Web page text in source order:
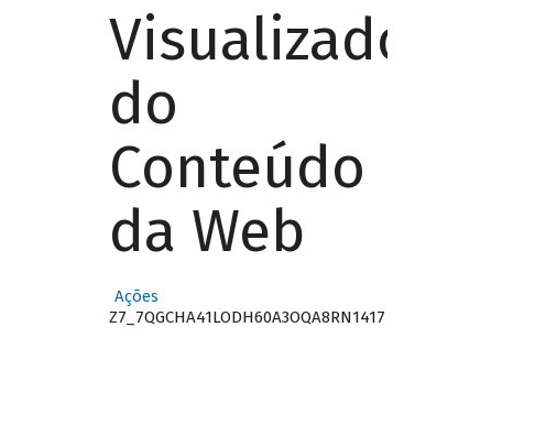
Visualizador
do
Conteúdo
da Web
Ações
Z7_7QGCHA41LODH60A3OQA8RN1417